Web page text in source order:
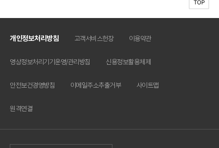
개인정보처리방침 고객서비스헌장 이용약관
영상정보처리기기운영/관리방침 신용정보활용체제
안전보건경영방침 이메일주소추출거부 사이트맵
원격연결